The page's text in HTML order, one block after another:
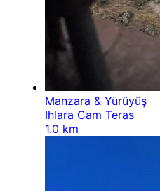
Manzara & Yürüyüş
Ihlara Cam Teras
1.0 km